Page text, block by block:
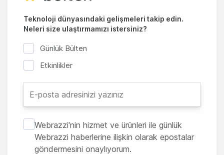
Teknoloji dünyasındaki gelişmeleri takip edin.
Neleri size ulaştırmamızı istersiniz?
Günlük Bülten
Etkinlikler
Webrazzi'nin hizmet ve ürünleri ile günlük
Webrazzi haberlerine ilişkin olarak epostalar
göndermesini onaylıyorum.